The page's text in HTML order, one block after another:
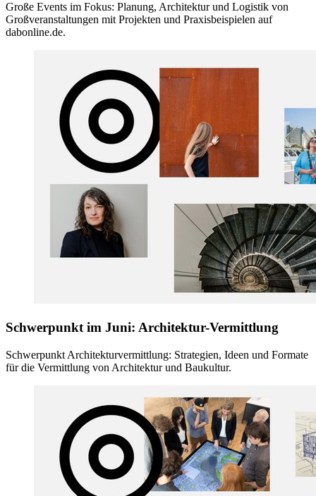
Große Events im Fokus: Planung, Architektur und Logistik von
Großveranstaltungen mit Projekten und Praxisbeispielen auf
dabonline.de.
Schwerpunkt im Juni: Architektur-Vermittlung
Schwerpunkt Architekturvermittlung: Strategien, Ideen und Formate
für die Vermittlung von Architektur und Baukultur.